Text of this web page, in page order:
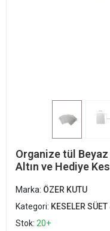
Organize tül Beyaz
Altın ve Hediye
Marka: ÖZER KUTU
Kategori: KESELER
Stok: 20+